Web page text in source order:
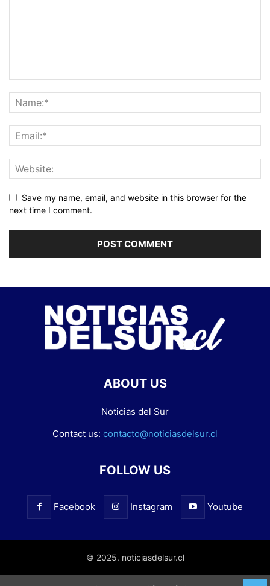
Save my name, email, and website in this browser for the
next time I comment.
ABOUT US
Noticias del Sur
Contact us: contacto@noticiasdelsur.cl
FOLLOW US
Facebook Instagram Youtube
© 2025. noticiasdelsur.cl